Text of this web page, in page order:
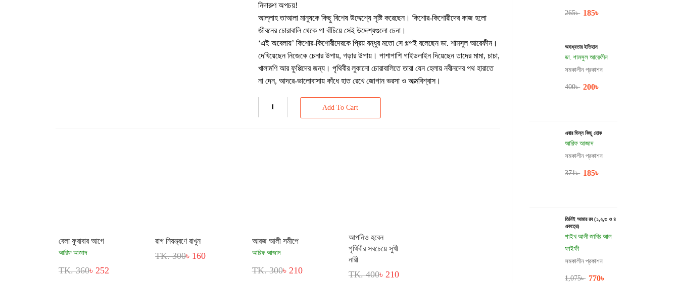
265৳ 185৳
অবাধ্যতার ইতিহাস
ডা. শামসুল আরেফীন
সমকালীন প্রকাশন
400৳ 200৳
এবার ভিন্ন কিছু হোক
আরিফ আজাদ
সমকালীন প্রকাশন
371৳ 185৳
তিনিই আমার রব (১,২,৩ ও ৪
একত্রে)
শাইখ আলী জাবির আল
ফাইফী
সমকালীন প্রকাশন
1,075৳ 770৳
নিদারুণ অপচয়!
আল্লাহ তাআলা মানুষকে কিছু বিশেষ উদ্দেশ্যে সৃষ্টি করেছেন। কিশোর-কিশোরীদের কাজ হলো
জীবনের চোরাবালি থেকে গা বাঁচিয়ে সেই উদ্দেশ্যগুলো চেনা।
‘এই অবেলায়’ কিশোর-কিশোরীদেরকে প্রিয় বন্ধুর মতো সে গল্পই বলেছেন ডা. শামসুল আরেফীন।
দেখিয়েছেন নিজেকে চেনার উপায়, গড়ার উপায়। পাশাপাশি গাইডলাইন দিয়েছেন তাদের মামা, চাচা,
খালামণি আর ফুপ্পিদের জন্য। পৃথিবীর লুকানো চোরাবালিতে তারা যেন হেলায় নবীনদের পথ হারাতে
না দেন, আদরে-ভালোবাসায় কাঁধে হাত রেখে জোগান ভরসা ও আত্মবিশ্বাস।
Add To Cart
বেলা ফুরাবার আগে
আরিফ আজাদ
TK. 360৳ 252
রাগ নিয়ন্ত্রণে রাখুন
TK. 300৳ 160
আরজ আলী সমীপে
আরিফ আজাদ
TK. 300৳ 210
আপনিও হবেন
পৃথিবীর সবচেয়ে সুখী
নারী
TK. 400৳ 210